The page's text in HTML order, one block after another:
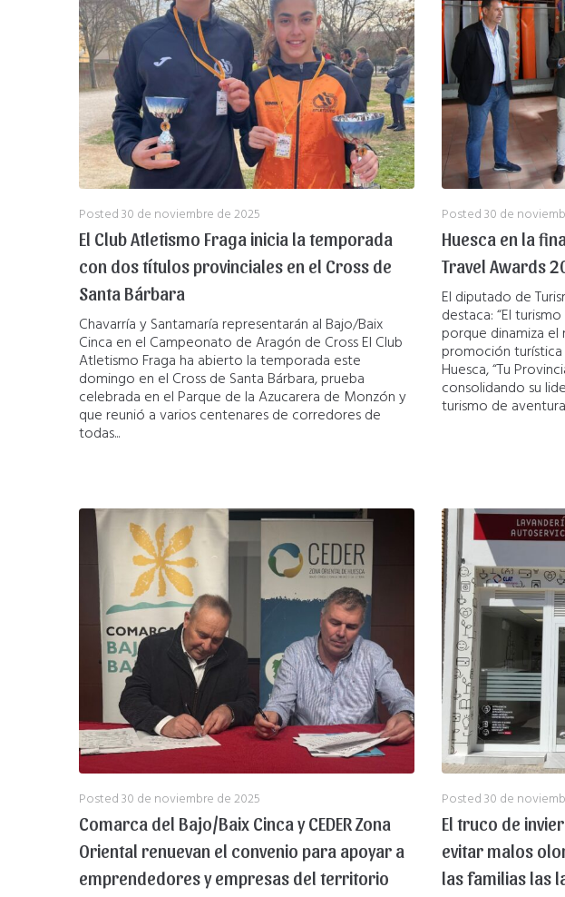
Posted30 de noviembre de 2025
El Club Atletismo Fraga inicia la temporada
con dos títulos provinciales en el Cross de
Santa Bárbara
Chavarría y Santamaría representarán al Bajo/Baix
Cinca en el Campeonato de Aragón de Cross El Club
Atletismo Fraga ha abierto la temporada este
domingo en el Cross de Santa Bárbara, prueba
celebrada en el Parque de la Azucarera de Monzón y
que reunió a varios centenares de corredores de
todas...
Posted30 de
Huesca en la
Travel Awards
El diputado de
destaca: “El
porque dinamiza el
promoción
Huesca, “Tu
consolidando su
turismo de
Posted30 de noviembre de 2025
Comarca del Bajo/Baix Cinca y CEDER Zona
Oriental renuevan el convenio para apoyar a
emprendedores y empresas del territorio
Posted30 de
El truco de
evitar malos
las familias las